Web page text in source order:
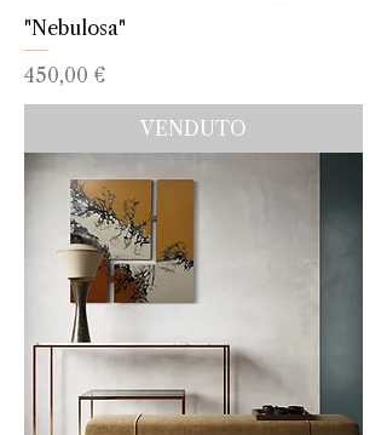
"Nebulosa"
Prezzo
450,00 €
VENDUTO